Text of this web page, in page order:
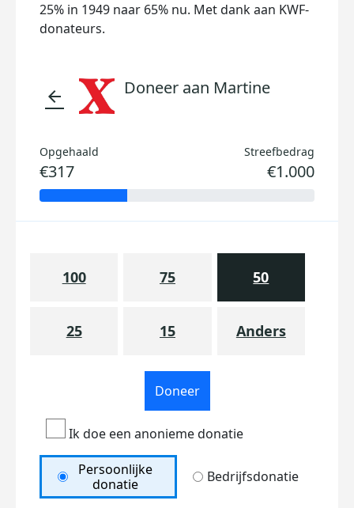
25% in 1949 naar 65% nu. Met dank aan KWF-
donateurs.
arrow_back Doneer aan Martine
Opgehaald
€317
Streefbedrag
€1.000
100 75 50
25 15 Anders
Doneer
Ik doe een anonieme donatie
Persoonlijke
donatie
Bedrijfsdonatie